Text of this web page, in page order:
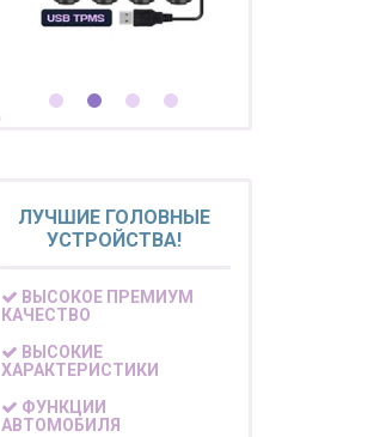
ЛУЧШИЕ ГОЛОВНЫЕ
УСТРОЙСТВА!
ВЫСОКОЕ ПРЕМИУМ
КАЧЕСТВО
ВЫСОКИЕ
ХАРАКТЕРИСТИКИ
ФУНКЦИИ
АВТОМОБИЛЯ